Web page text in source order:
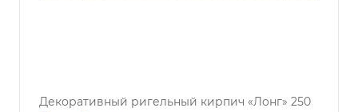
Декоративный ригельный кирпич «Лонг» 250